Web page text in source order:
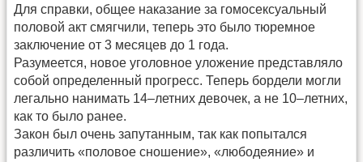
Для справки, общее наказание за гомосексуальный
половой акт смягчили, теперь это было тюремное
заключение от 3 месяцев до 1 года.
Разумеется, новое уголовное уложение представляло
собой определенный прогресс. Теперь бордели могли
легально нанимать 14–летних девочек, а не 10–летних,
как то было ранее.
Закон был очень запутанным, так как попытался
различить «половое сношение», «любодеяние» и